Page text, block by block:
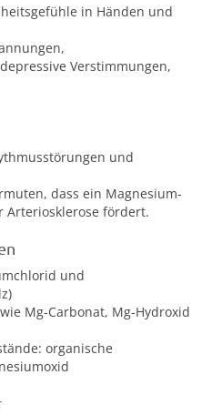
in Händen und
Verstimmungen,
und
dass ein Magnesium-
Arteriosklerose fördert.
und
Mg-Carbonat, Mg-Hydroxid
organische